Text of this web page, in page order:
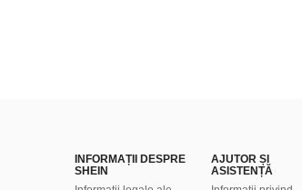
INFORMAȚII DESPRE
SHEIN
AJUTOR ȘI
ASISTENȚĂ